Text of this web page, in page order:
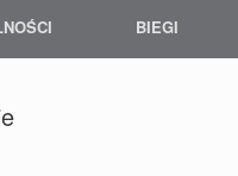
BIEGI